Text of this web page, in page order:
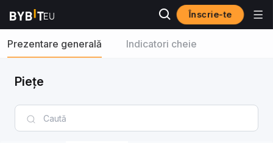
Înscrie-te
Prezentare generală Indicatori cheie
Piețe